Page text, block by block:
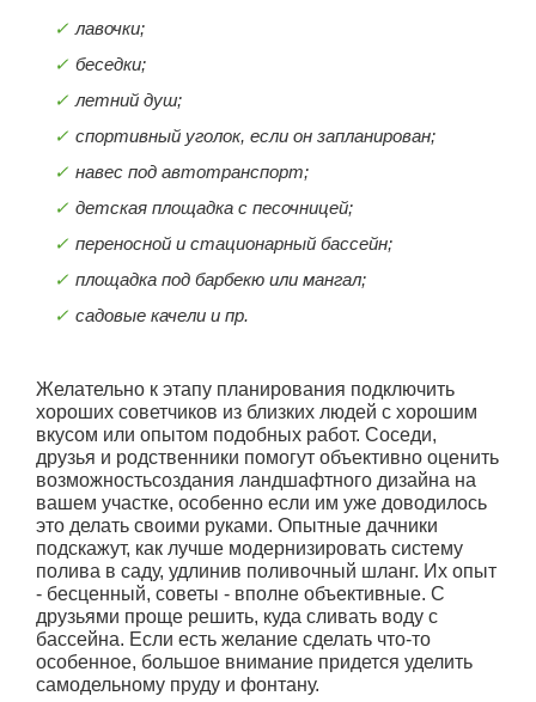
лавочки;
беседки;
летний душ;
спортивный уголок, если он запланирован;
навес под автотранспорт;
детская площадка с песочницей;
переносной и стационарный бассейн;
площадка под барбекю или мангал;
садовые качели и пр.
Желательно к этапу планирования подключить
хороших советчиков из близких людей с хорошим
вкусом или опытом подобных работ. Соседи,
друзья и родственники помогут объективно оценить
возможностьсоздания ландшафтного дизайна на
вашем участке, особенно если им уже доводилось
это делать своими руками. Опытные дачники
подскажут, как лучше модернизировать систему
полива в саду, удлинив поливочный шланг. Их опыт
- бесценный, советы - вполне объективные. С
друзьями проще решить, куда сливать воду с
бассейна. Если есть желание сделать что-то
особенное, большое внимание придется уделить
самодельному пруду и фонтану.